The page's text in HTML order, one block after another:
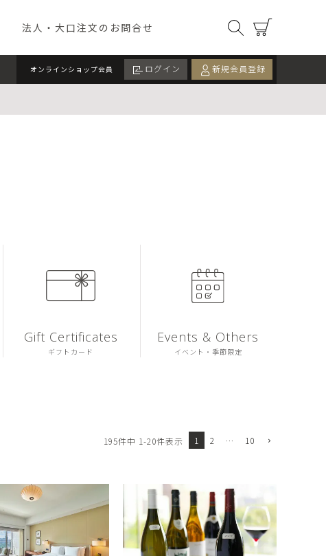
インショップ）
法人・大口注文のお問合せ 検索
オンラインショップ会員 ログイン 新規会員登録
Gift Certificates
ギフトカード
Events & Others
イベント・季節限定
195件中 1-20件表示 1 2 … 10